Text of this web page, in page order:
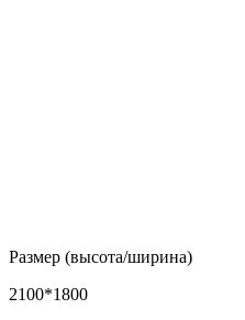
Размер (высота/ширина)
2100*1800